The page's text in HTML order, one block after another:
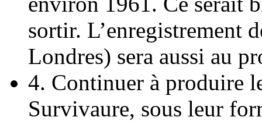
sortir. L’enregistrement
Londres) sera aussi au
4. Continuer à produire
Survivaure, sous leur